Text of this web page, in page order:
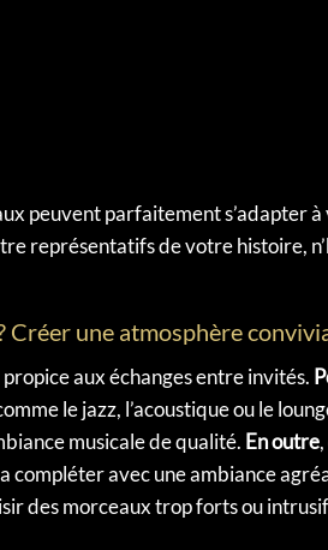
peuvent parfaitement s’adapter
représentatifs de votre histoire,
Créer une atmosphère
aux échanges entre invités.
le jazz, l’acoustique ou le
musicale de qualité. En outre
compléter avec une ambiance
des morceaux trop forts ou